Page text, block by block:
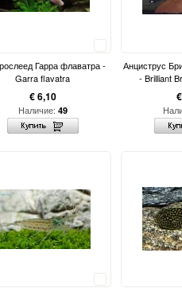
Гарра флаватра -
Garra flavatra
€ 6,10
Наличие: 49
Анциструс
- Brilliant